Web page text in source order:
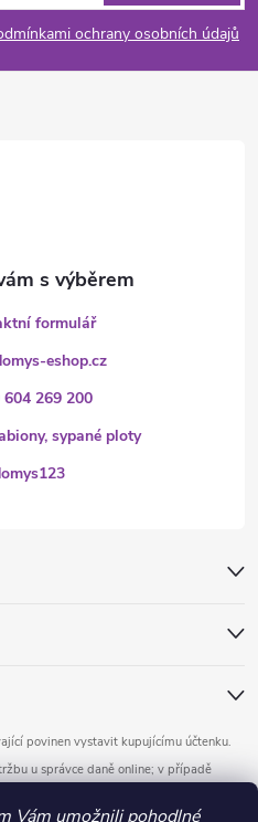
Vám umožnili pohodlné
ochrany osobních údajů
povinen vystavit kupujícímu účtenku.
u správce daně online; v případě
formulář
eshop.cz
604 269 200
sypané ploty